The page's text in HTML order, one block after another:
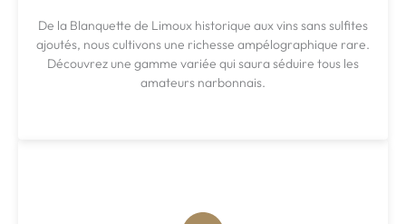
De la Blanquette de Limoux historique aux vins sans sulfites
ajoutés, nous cultivons une richesse ampélographique rare.
Découvrez une gamme variée qui saura séduire tous les
amateurs narbonnais.